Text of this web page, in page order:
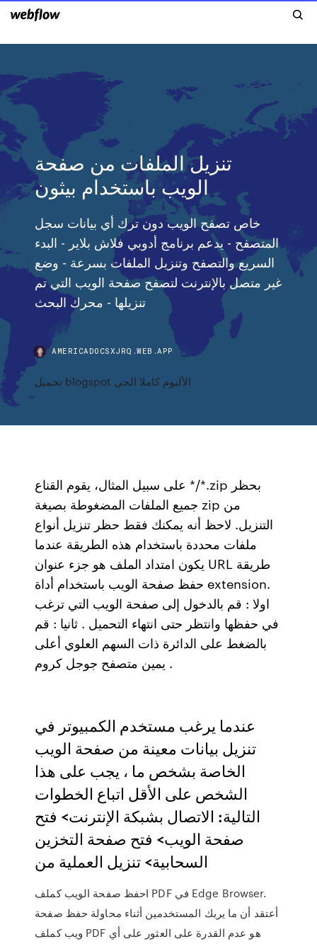
تنزيل الملفات من صفحة
الويب باستخدام بيثون
خاص تصفح الويب دون ترك أي بيانات سجل
المتصفح - يدعم برنامج أدوبي فلاش بلاير - البدء
السريع والتصفح وتنزيل الملفات بسرعة - وضع
غير متصل بالإنترنت لتصفح صفحة الويب التي تم
تنزيلها - محرك البحث
AMERICADOCSXJRQ.WEB.APP
تحميل blogspot الألبوم كاملا الحي
على سبيل المثال، يقوم القناع */*.zip بحظر
جميع الملفات المضغوطة بصيغة zip من
التنزيل. لاحظ أنه يمكنك فقط حظر تنزيل أنواع
ملفات محددة باستخدام هذه الطريقة عندما
يكون امتداد الملف هو جزء عنوان URL طريقة
حفظ صفحة الويب باستخدام أداة extension.
اولا : قم بالدخول إلى صفحة الويب التي ترغب
في حفظها وانتظر حتى انتهاء التحميل . ثانيا : قم
بالضغط على الدائرة ذات السهم العلوي أعلى
يمين متصفح جوجل كروم .
عندما يرغب مستخدم الكمبيوتر في
تنزيل بيانات معينة من صفحة الويب
الخاصة بشخص ما ، يجب على هذا
الشخص على الأقل اتباع الخطوات
التالية: الاتصال بشبكة الإنترنت> فتح
صفحة الويب> فتح صفحة التخزين
السحابية> تنزيل العملية من
احفظ صفحة الويب كملف PDF في Edge Browser.
أعتقد أن ما يربك المستخدمين أثناء محاولة حفظ صفحة
ويب كملف PDF هو عدم القدرة على العثور على أي